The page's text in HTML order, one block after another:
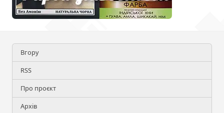
Вгору
RSS
Про проєкт
Архів